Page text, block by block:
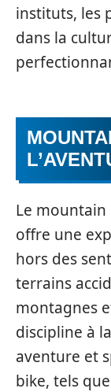
instituts, les
dans la
Le mountain
offre une
hors des
terrains
montagnes
discipline à
aventure et
bike, tels